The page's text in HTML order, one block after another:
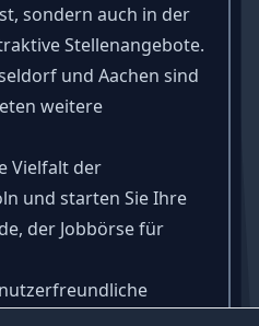
sondern auch in der
Stellenangebote.
und Aachen sind
weitere
Vielfalt der
und starten Sie Ihre
der Jobbörse für